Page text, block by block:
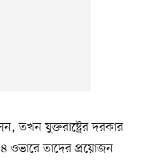
তখন যুক্তরাষ্ট্রের দরকার
তাদের প্রয়োজন